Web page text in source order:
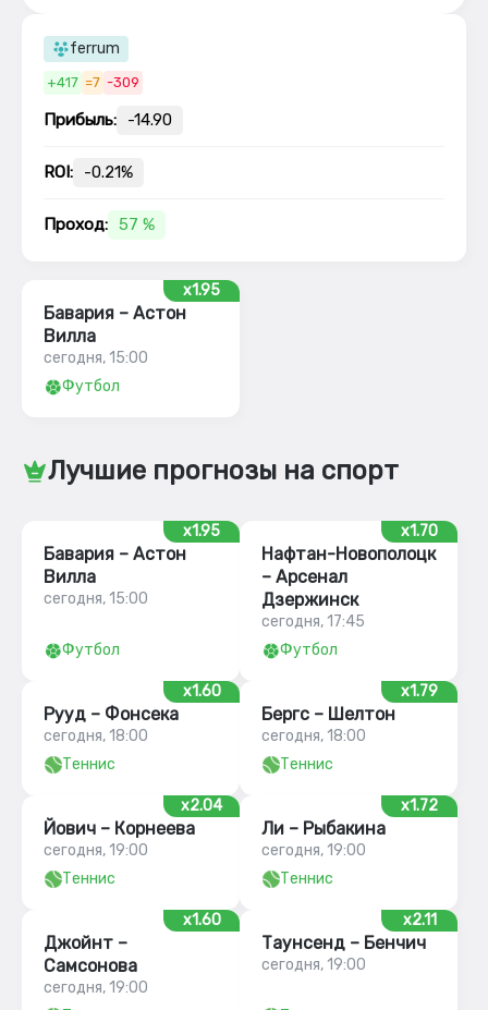
ferrum
+417 =7 -309
Прибыль: -14.90
ROI: -0.21%
Проход: 57 %
x1.95
Бавария – Астон
Вилла
сегодня, 15:00
Футбол
Лучшие прогнозы на спорт
x1.95
Бавария – Астон
Вилла
сегодня, 15:00
Футбол
x1.70
Нафтан-Новополоцк
– Арсенал
Дзержинск
сегодня, 17:45
Футбол
x1.60
Рууд – Фонсека
сегодня, 18:00
Теннис
x1.79
Бергс – Шелтон
сегодня, 18:00
Теннис
x2.04
Йович – Корнеева
сегодня, 19:00
Теннис
x1.72
Ли – Рыбакина
сегодня, 19:00
Теннис
x1.60
Джойнт –
Самсонова
сегодня, 19:00
x2.11
Таунсенд – Бенчич
сегодня, 19:00